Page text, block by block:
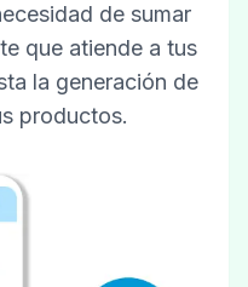
de sumar
que atiende a tus
la generación de
productos.